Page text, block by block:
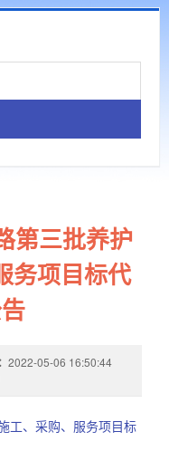
第三批养护
务项目标代
2022-05-06 16:50:44
工、采购、服务项目标